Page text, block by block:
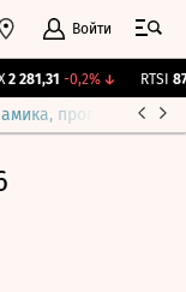
Войти
281,31 -0,2%↓ RTSI
прогнозы